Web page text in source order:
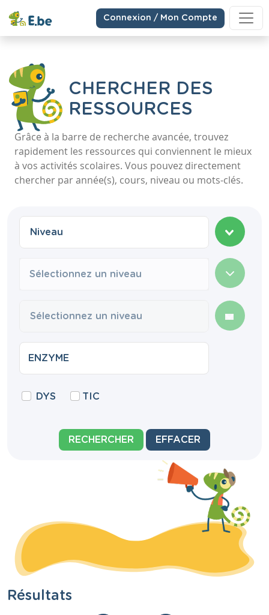
Connexion / Mon Compte
CHERCHER DES
RESSOURCES
Grâce à la barre de recherche avancée, trouvez
rapidement les ressources qui conviennent le mieux
à vos activités scolaires. Vous pouvez directement
chercher par année(s), cours, niveau ou mots-clés.
Sélectionnez un niveau
DYS TIC
RECHERCHER EFFACER
Résultats